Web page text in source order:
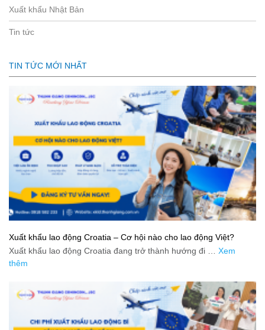
Xuất khẩu Nhật Bản
Tin tức
TIN TỨC MỚI NHẤT
Xuất khẩu lao động Croatia – Cơ hội nào cho lao động Việt?
Xuất khẩu lao động Croatia đang trở thành hướng đi … Xem
thêm